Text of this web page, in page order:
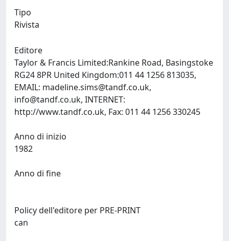
Tipo
Rivista
Editore
Taylor & Francis Limited:Rankine Road, Basingstoke
RG24 8PR United Kingdom:011 44 1256 813035,
EMAIL: madeline.sims@tandf.co.uk,
info@tandf.co.uk, INTERNET:
Anno di inizio
Anno di fine
Policy dell'editore per PRE-PRINT